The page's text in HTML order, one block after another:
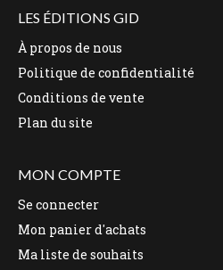
LES ÉDITIONS GID
À propos de nous
Politique de confidentialité
Conditions de vente
Plan du site
MON COMPTE
Se connecter
Mon panier d'achats
Ma liste de souhaits